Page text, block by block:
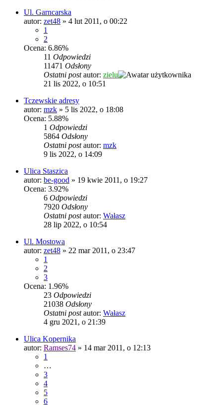
Ul. Garncarska
autor: zet48 » 4 lut 2011, o 00:22
1
2
Ocena: 6.86%
11 Odpowiedzi
11471 Odsłony
Ostatni postautor: zielu
21 lis 2022, o 10:51
Tczewskie adresy
autor: mzk » 5 lis 2022, o 18:08
Ocena: 5.88%
1 Odpowiedzi
5864 Odsłony
Ostatni postautor: mzk
9 lis 2022, o 14:09
Ulica Staszica
autor: be-good » 19 kwie 2011, o 19:27
Ocena: 3.92%
6 Odpowiedzi
7920 Odsłony
Ostatni postautor: Wałasz
28 lip 2022, o 10:54
Ul. Mostowa
autor: zet48 » 22 mar 2011, o 23:47
1
2
3
Ocena: 1.96%
23 Odpowiedzi
21038 Odsłony
Ostatni postautor: Wałasz
4 gru 2021, o 21:39
Ulica Kopernika
autor: Ramses74 » 14 mar 2011, o 12:13
1
…
3
4
5
6